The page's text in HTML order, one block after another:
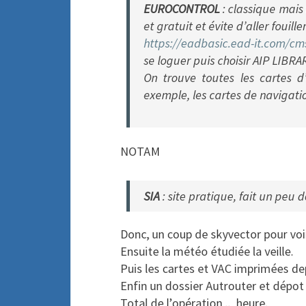
EUROCONTROL: classique
et gratuit et évite d’aller
https://eadbasic.ead-it.com/
se loguer puis choisir AIP
On trouve toutes les cartes
exemple, les cartes de
NOTAM
SIA: site pratique, fait un peu
Donc, un coup de skyvector pour
Ensuite la météo étudiée la veille.
Puis les cartes et VAC imprimées
Enfin un dossier Autrouter et dépot